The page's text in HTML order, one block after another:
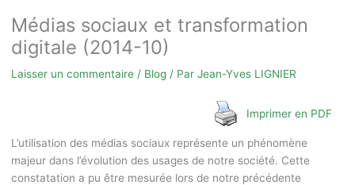
Médias sociaux et transformation
digitale (2014-10)
Laisser un commentaire / Blog/ Par Jean-Yves LIGNIER
Imprimer en PDF
L’utilisation des médias sociaux représente un phénomène
majeur dans l’évolution des usages de notre société. Cette
constatation a pu être mesurée lors de notre précédente